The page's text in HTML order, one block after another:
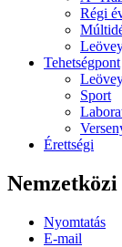
Régi
Tehetségpont
Sport
Érettségi
Nyomtatás
E-mail